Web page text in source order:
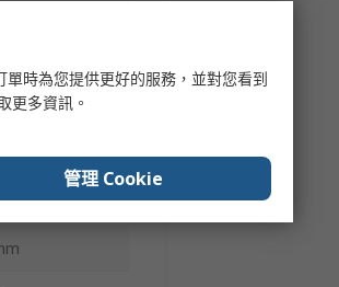
時為您提供更好的服務，並對您看到
更多資訊。
管理 Cookie